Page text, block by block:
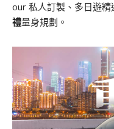
our 私人訂製、多日遊精
禮量身規劃。